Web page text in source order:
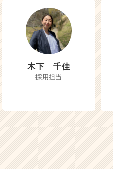
木下 千佳
採用担当